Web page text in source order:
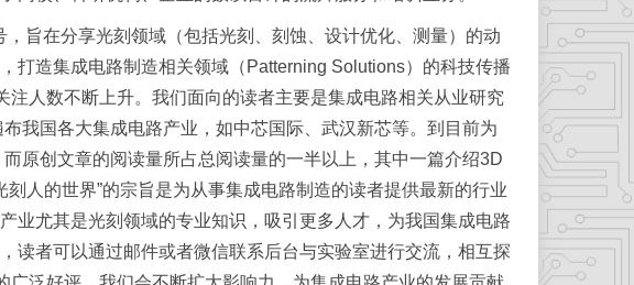
旨在分享光刻领域（包括光刻、刻蚀、设计优化、测量）的动
打造集成电路制造相关领域（Patterning Solutions）的科技传播
注人数不断上升。我们面向的读者主要是集成电路相关从业研究
我国各大集成电路产业，如中芯国际、武汉新芯等。到目前为
原创文章的阅读量所占总阅读量的一半以上，其中一篇介绍3D
人的世界”的宗旨是为从事集成电路制造的读者提供最新的行业
业尤其是光刻领域的专业知识，吸引更多人才，为我国集成电路
读者可以通过邮件或者微信联系后台与实验室进行交流，相互探